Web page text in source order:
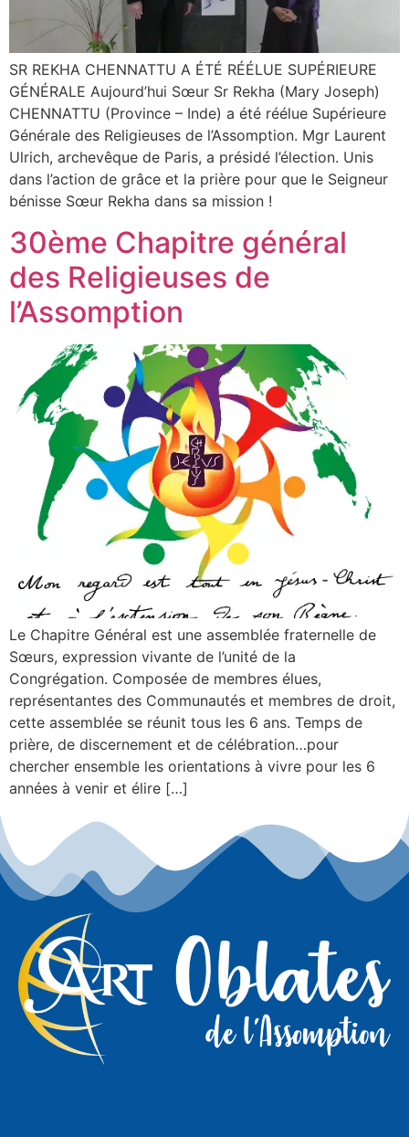
SR REKHA CHENNATTU A ÉTÉ RÉÉLUE SUPÉRIEURE
GÉNÉRALE Aujourd’hui Sœur Sr Rekha (Mary Joseph)
CHENNATTU (Province – Inde) a été réélue Supérieure
Générale des Religieuses de l’Assomption. Mgr Laurent
Ulrich, archevêque de Paris, a présidé l’élection. Unis
dans l’action de grâce et la prière pour que le Seigneur
bénisse Sœur Rekha dans sa mission !
30ème Chapitre général
des Religieuses de
l’Assomption
Le Chapitre Général est une assemblée fraternelle de
Sœurs, expression vivante de l’unité de la
Congrégation. Composée de membres élues,
représentantes des Communautés et membres de droit,
cette assemblée se réunit tous les 6 ans. Temps de
prière, de discernement et de célébration…pour
chercher ensemble les orientations à vivre pour les 6
années à venir et élire […]